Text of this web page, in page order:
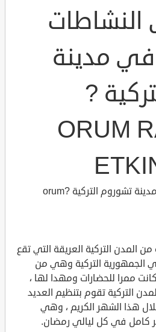
في مدينة
?
ORUM
النشاطات الرمضانية في مدينة تشوروم التركية ?orum
المدن التركية العريقة التي تقع
الجمهورية التركية وهي من
ممرا للحضارات ومهدا لها ،
التركية تقوم بتنظيم العديد
هذا الشهر الكريم ، وهي
كامل في كل ليالي رمضان.